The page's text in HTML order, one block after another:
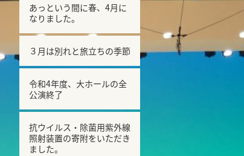
あっという間に春、4月に
なりました。
３月は別れと旅立ちの季節
令和4年度、大ホールの全
公演終了
抗ウイルス・除菌用紫外線
照射装置の寄附をいただき
ました。